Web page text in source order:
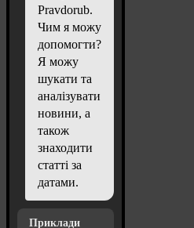
Pravdorub.
Чим я можу
допомогти?
Я можу
шукати та
аналізувати
новини, а
також
знаходити
статті за
датами.
Приклади